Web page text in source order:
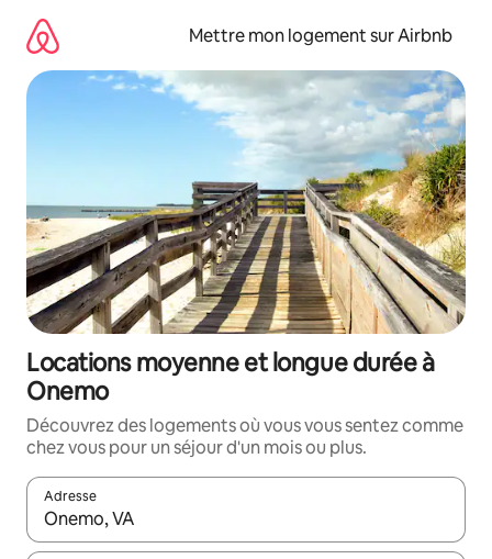
directement
contenu
Mettre mon logement sur Airbnb
Locations moyenne et longue durée à
Onemo
Découvrez des logements où vous vous sentez comme
chez vous pour un séjour d'un mois ou plus.
Adresse
Lorsque les résultats s'affichent, utilisez les flèches vers le